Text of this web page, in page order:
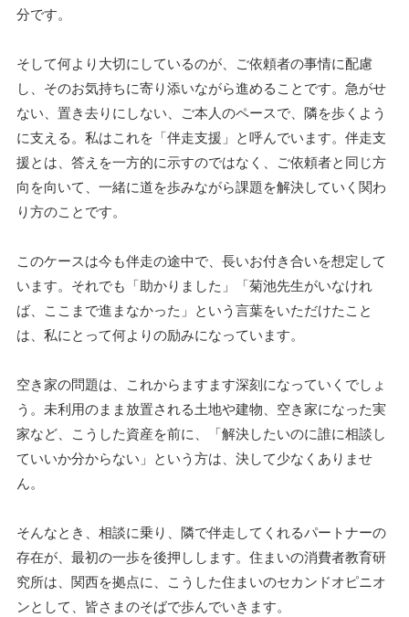
分です。
そして何より大切にしているのが、ご依頼者の事情に配慮
し、そのお気持ちに寄り添いながら進めることです。急がせ
ない、置き去りにしない、ご本人のペースで、隣を歩くよう
に支える。私はこれを「伴走支援」と呼んでいます。伴走支
援とは、答えを一方的に示すのではなく、ご依頼者と同じ方
向を向いて、一緒に道を歩みながら課題を解決していく関わ
り方のことです。
このケースは今も伴走の途中で、長いお付き合いを想定して
います。それでも「助かりました」「菊池先生がいなけれ
ば、ここまで進まなかった」という言葉をいただけたこと
は、私にとって何よりの励みになっています。
空き家の問題は、これからますます深刻になっていくでしょ
う。未利用のまま放置される土地や建物、空き家になった実
家など、こうした資産を前に、「解決したいのに誰に相談し
ていいか分からない」という方は、決して少なくありませ
ん。
そんなとき、相談に乗り、隣で伴走してくれるパートナーの
存在が、最初の一歩を後押しします。住まいの消費者教育研
究所は、関西を拠点に、こうした住まいのセカンドオピニオ
ンとして、皆さまのそばで歩んでいきます。